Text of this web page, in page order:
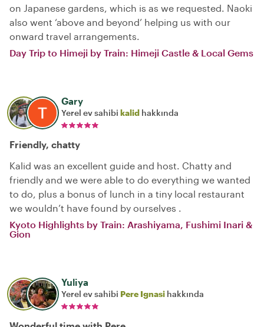
on Japanese gardens, which is as we requested. Naoki
also went ‘above and beyond’ helping us with our
onward travel arrangements.
Day Trip to Himeji by Train: Himeji Castle & Local Gems
Gary
Yerel ev sahibi kalid hakkında
Friendly, chatty
Kalid was an excellent guide and host. Chatty and
friendly and we were able to do everything we wanted
to do, plus a bonus of lunch in a tiny local restaurant
we wouldn’t have found by ourselves .
Kyoto Highlights by Train: Arashiyama, Fushimi Inari &
Gion
Yuliya
Yerel ev sahibi Pere Ignasi hakkında